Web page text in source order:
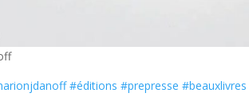
#éditions #prepresse #beauxlivres